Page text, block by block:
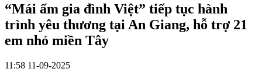
“Mái ấm gia đình Việt” tiếp tục hành
trình yêu thương tại An Giang, hỗ trợ 21
em nhỏ miền Tây
11:58 11-09-2025